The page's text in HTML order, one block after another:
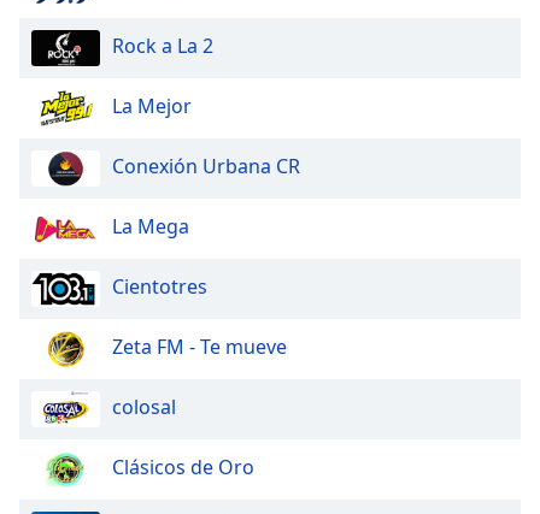
Opacity
Caption
Background
Opacity
Rock a La 2
La Mejor
Conexión Urbana CR
La Mega
Cientotres
Zeta FM - Te mueve
colosal
Clásicos de Oro